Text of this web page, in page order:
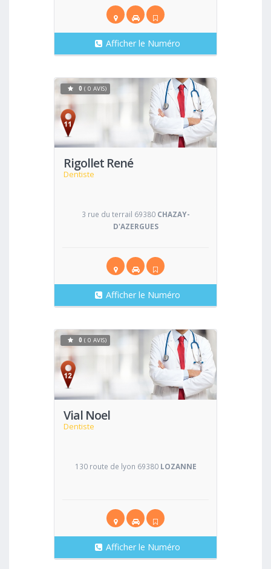
Afficher le Numéro
Rigollet René
Dentiste
Voir
0 ( 0 AVIS)
3 rue du terrail 69380 CHAZAY-
D'AZERGUES
Afficher le Numéro
Vial Noel
Dentiste
Voir
0 ( 0 AVIS)
130 route de lyon 69380 LOZANNE
Afficher le Numéro